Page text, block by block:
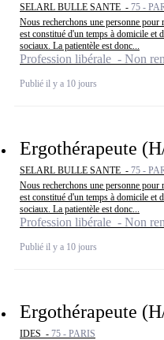
SELARL BULLE SANTE - 75 -
Nous recherchons une personne
est constitué d'un temps à domicile et
sociaux. La patientèle est donc...
Profession libérale - Non
Publié il y a 10 jours
Ergothérapeute
SELARL BULLE SANTE - 75 -
Nous recherchons une personne
est constitué d'un temps à domicile et
sociaux. La patientèle est donc...
Profession libérale - Non
Publié il y a 10 jours
Ergothérapeute
IDES - 75 - PARIS